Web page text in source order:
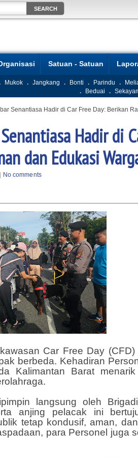
Satuan - Satuan
Mukok . Jangkang . Bonti . Parindu .
.
Beduai .
Senantiasa Hadir di Car Free Day: Berikan
Hadir di
dan Edukasi
No comments
Car Free Day (CFD)
berbeda. Kehadiran
Kalimantan Barat menarik
langsung oleh
anjing pelacak ini
tetap kondusif, aman,
para Personel juga